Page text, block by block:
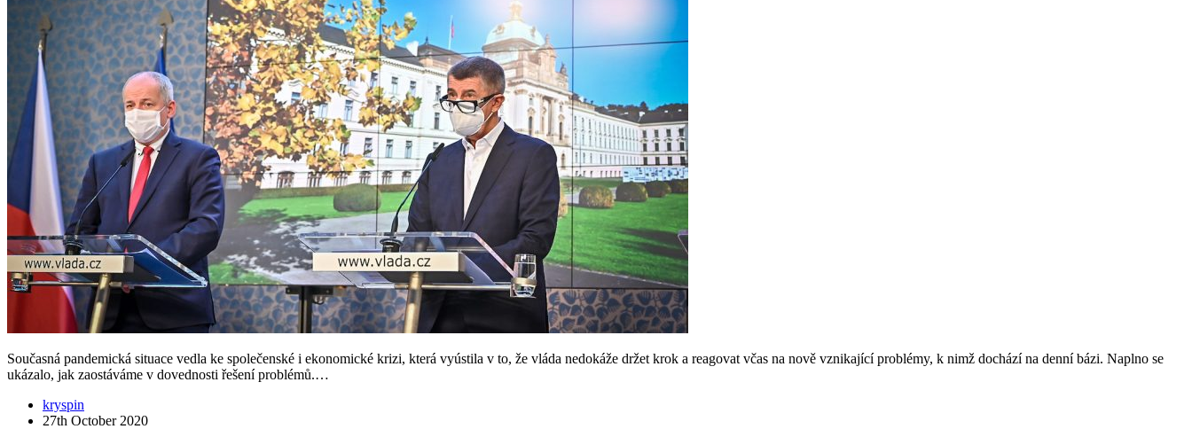
Současná pandemická situace vedla ke společenské i ekonomické krizi, která vyústila v to, že vláda nedokáže držet krok a reagovat včas na nově vznikající problémy, k nimž dochází na denní bázi. Naplno se
ukázalo, jak zaostáváme v dovednosti řešení problémů.…
kryspin
27th October 2020